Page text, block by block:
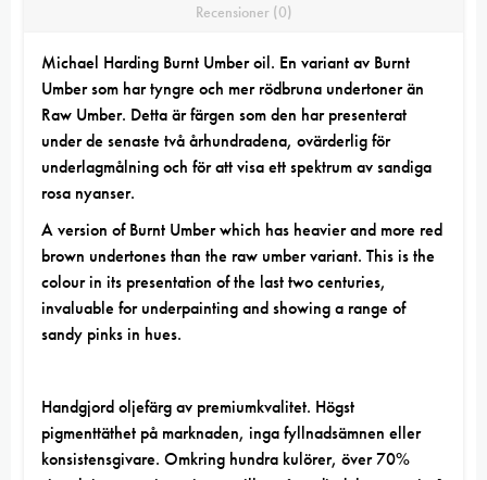
Recensioner (0)
Michael Harding Burnt Umber oil. En variant av Burnt
Umber som har tyngre och mer rödbruna undertoner än
Raw Umber. Detta är färgen som den har presenterat
under de senaste två århundradena, ovärderlig för
underlagmålning och för att visa ett spektrum av sandiga
rosa nyanser.
A version of Burnt Umber which has heavier and more red
brown undertones than the raw umber variant. This is the
colour in its presentation of the last two centuries,
invaluable for underpainting and showing a range of
sandy pinks in hues.
Handgjord oljefärgav premiumkvalitet. Högst
pigmenttäthet på marknaden, inga fyllnadsämnen eller
konsistensgivare. Omkring hundra kulörer, över 70%